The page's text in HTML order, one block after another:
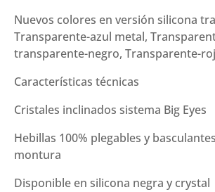
Nuevos colores en versión silicona
Transparente-azul metal,
transparente-negro, Transparente-
Características técnicas
Cristales inclinados sistema Big Eyes
Hebillas 100% plegables y
montura
Disponible en silicona negra y crystal